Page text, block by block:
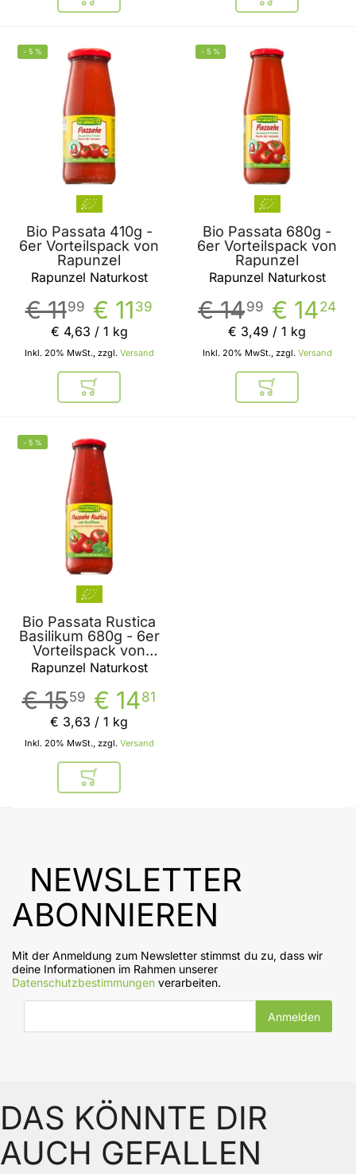
In den Warenkorb In den
- 5 %
Bio Passata 410g -
6er Vorteilspack von
Rapunzel
Rapunzel Naturkost
€ 11 39
€ 1199
Inkl. 20% MwSt., zzgl. Versand
€ 4,63 / 1 kg
In den Warenkorb
- 5 %
Bio Passata 680g -
6er Vorteilspack von
Rapunzel
Rapunzel Naturkost
€ 1424
€ 1499
Inkl. 20% MwSt., zzgl. Versand
€ 3,49 / 1 kg
In den
- 5 %
Bio Passata Rustica
Basilikum 680g - 6er
Vorteilspack von
Rapunzel
Rapunzel Naturkost
€ 1481
€ 1559
Inkl. 20% MwSt., zzgl. Versand
€ 3,63 / 1 kg
In den Warenkorb
NEWSLETTER
ABONNIEREN
Mit der Anmeldung zum Newsletter stimmst du zu, dass wir
deine Informationen im Rahmen unserer
Datenschutzbestimmungen verarbeiten.
E-Mail-Adresse
DAS KÖNNTE DIR
AUCH GEFALLEN